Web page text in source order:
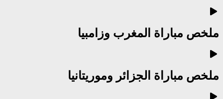
ملخص مباراة المغرب وزامبيا
ملخص مباراة الجزائر وموريتانيا